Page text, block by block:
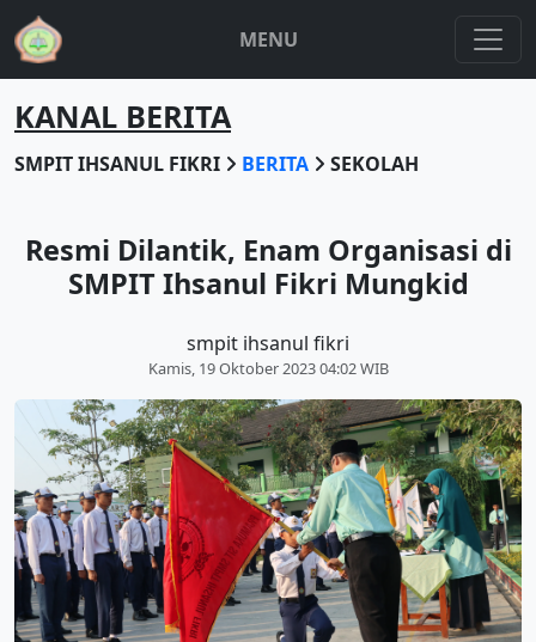
MENU
KANAL BERITA
SMPIT IHSANUL FIKRI BERITA SEKOLAH
Resmi Dilantik, Enam Organisasi di
SMPIT Ihsanul Fikri Mungkid
smpit ihsanul fikri
Kamis, 19 Oktober 2023 04:02 WIB